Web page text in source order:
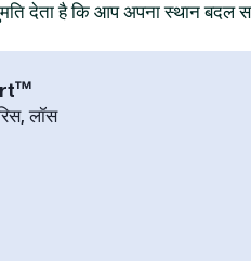
देता है कि आप अपना स्थान बदल
लॉस